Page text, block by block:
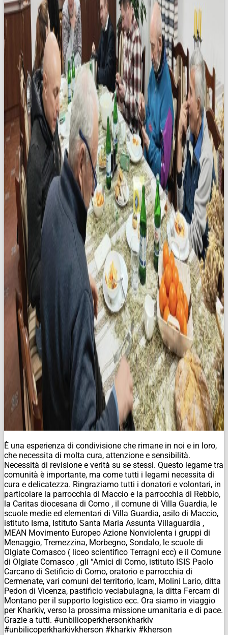
È una esperienza di condivisione che rimane in noi e in loro,
che necessita di molta cura, attenzione e sensibilità.
Necessità di revisione e verità su se stessi. Questo legame tra
comunità è importante, ma come tutti i legami necessita di
cura e delicatezza. Ringraziamo tutti i donatori e volontari, in
particolare la parrocchia di Maccio e la parrocchia di Rebbio,
la Caritas diocesana di Como , il comune di Villa Guardia, le
scuole medie ed elementari di Villa Guardia, asilo di Maccio,
istituto Isma, Istituto Santa Maria Assunta Villaguardia ,
MEAN Movimento Europeo Azione Nonviolenta i gruppi di
Menaggio, Tremezzina, Morbegno, Sondalo, le scuole di
Olgiate Comasco ( liceo scientifico Terragni ecc) e il Comune
di Olgiate Comasco , gli “Amici di Como, istituto ISIS Paolo
Carcano di Setificio di Como, oratorio e parrocchia di
Cermenate, vari comuni del territorio, Icam, Molini Lario, ditta
Pedon di Vicenza, pastificio veciabulagna, la ditta Fercam di
Montano per il supporto logistico ecc. Ora siamo in viaggio
per Kharkiv, verso la prossima missione umanitaria e di pace.
Grazie a tutti. #unbilicoperkhersonkharkiv
#unbilicoperkharkivkherson #kharkiv #kherson